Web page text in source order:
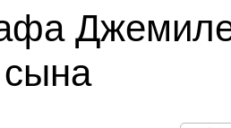
сына